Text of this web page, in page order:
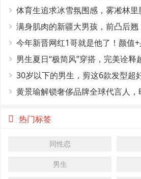
体育生追求冰雪氛围感，雾凇林
满身肌肉的新疆大男孩，前凸后翘
今年新晋网红1哥就是他了！颜值
男生夏日“极简风”穿搭，完美诠释
30岁以下的男生，剪这6款发型超
黄景瑜解锁奢侈品牌全球代言人
热门标签
同性恋
男生